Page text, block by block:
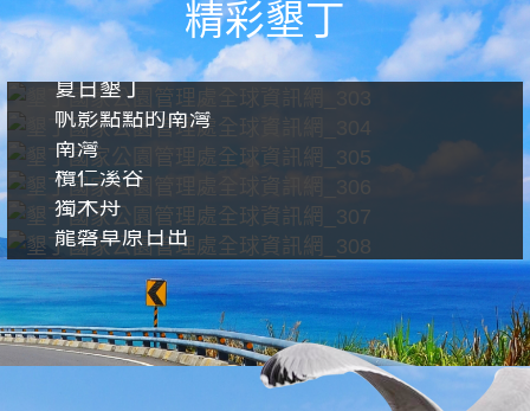
精彩墾丁
夏日墾丁
帆影點點的南灣
南灣
欖仁溪谷
獨木舟
龍磐草原日出